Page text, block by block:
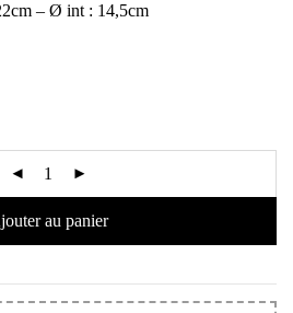
– Ø int : 14,5cm
au panier